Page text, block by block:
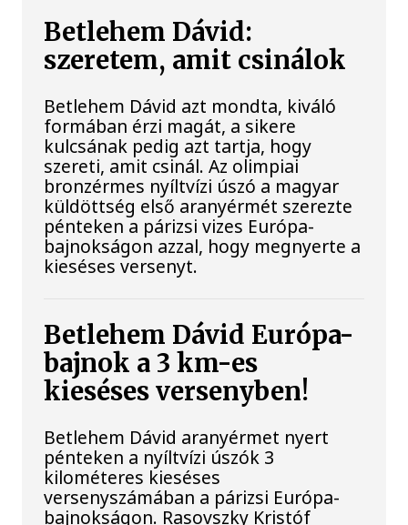
Betlehem Dávid:
szeretem, amit csinálok
Betlehem Dávid azt mondta, kiváló
formában érzi magát, a sikere
kulcsának pedig azt tartja, hogy
szereti, amit csinál. Az olimpiai
bronzérmes nyíltvízi úszó a magyar
küldöttség első aranyérmét szerezte
pénteken a párizsi vizes Európa-
bajnokságon azzal, hogy megnyerte a
kieséses versenyt.
Betlehem Dávid Európa-
bajnok a 3 km-es
kieséses versenyben!
Betlehem Dávid aranyérmet nyert
pénteken a nyíltvízi úszók 3
kilométeres kieséses
versenyszámában a párizsi Európa-
bajnokságon. Rasovszky Kristóf